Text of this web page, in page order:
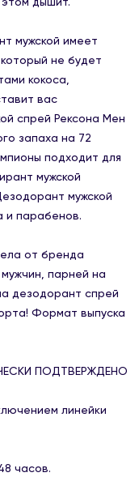
дышит.
мужской имеет
не будет
кокоса,
вас
спрей Рексона Мен
запаха на 72
подходит для
мужской
мужской
и парабенов.
от бренда
парней на
дезодорант спрей
Формат выпуска
ПОДТВЕРЖДЕНО
линейки
часов.